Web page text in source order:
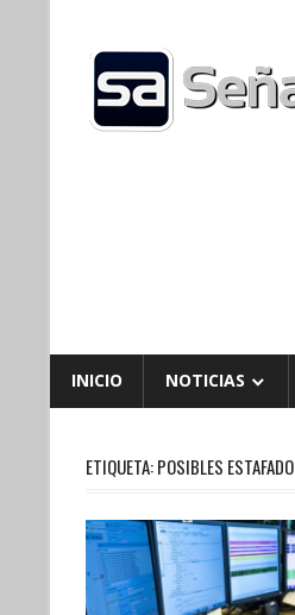
content
INICIO NOTICIAS
ETIQUETA:POSIBLES